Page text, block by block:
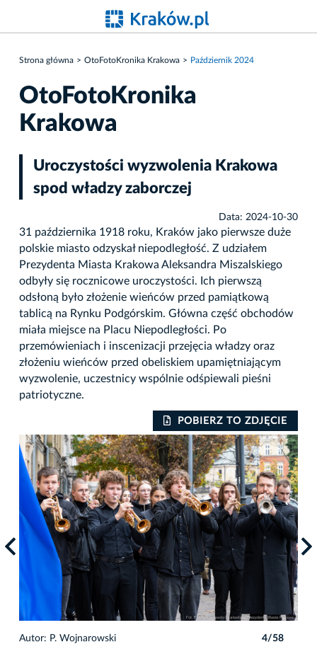
Strona główna OtoFotoKronika Krakowa Październik 2024
OtoFotoKronika
Krakowa
Uroczystości wyzwolenia Krakowa
spod władzy zaborczej
Data: 2024-10-30
31 października 1918 roku, Kraków jako pierwsze duże
polskie miasto odzyskał niepodległość. Z udziałem
Prezydenta Miasta Krakowa Aleksandra Miszalskiego
odbyły się rocznicowe uroczystości. Ich pierwszą
odsłoną było złożenie wieńców przed pamiątkową
tablicą na Rynku Podgórskim. Główna część obchodów
miała miejsce na Placu Niepodległości. Po
przemówieniach i inscenizacji przejęcia władzy oraz
złożeniu wieńców przed obeliskiem upamiętniającym
wyzwolenie, uczestnicy wspólnie odśpiewali pieśni
patriotyczne.
POBIERZ TO ZDJĘCIE
Autor: P. Wojnarowski 4/58